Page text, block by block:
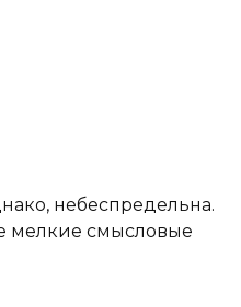
небеспредельна.
мелкие смысловые